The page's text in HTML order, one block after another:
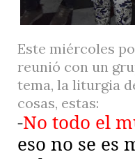
Este miércoles
reunió con un
tema, la liturgia
cosas, estas:
-No todo el
eso no se es